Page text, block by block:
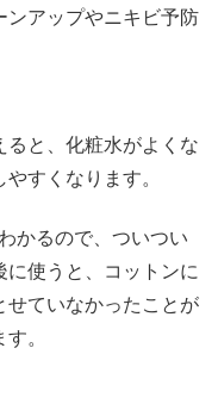
ンアップやニキビ予防
と、化粧水がよくな
すくなります。
かるので、ついつい
使うと、コットンに
せていなかったことが
。